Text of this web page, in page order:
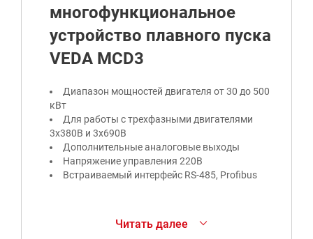
многофункциональное
устройство плавного пуска
VEDA MCD3
Диапазон мощностей двигателя от 30 до 500
кВт
Для работы с трехфазными двигателями
3х380В и 3х690В
Дополнительные аналоговые выходы
Напряжение управления 220В
Встраиваемый интерфейс RS-485, Profibus
для плавного пуска, разгона и остановки
Читать далее